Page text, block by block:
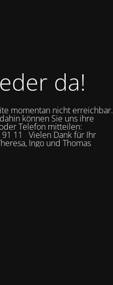
da!
momentan nicht erreichbar.
können Sie uns ihre
Telefon mitteilen:
91 11 Vielen Dank für Ihr
Ingo und Thomas